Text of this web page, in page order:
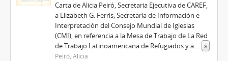
Carta de Alicia Peiró, Secretaria Ejecutiva de CAREF,
a Elizabeth G. Ferris, Secretaria de Información e
Interpretación del Consejo Mundial de Iglesias
(CMI), en referencia a la Mesa de Trabajo de La Red
de Trabajo Latinoamericana de Refugiados y a ... »
Peiró, Alicia